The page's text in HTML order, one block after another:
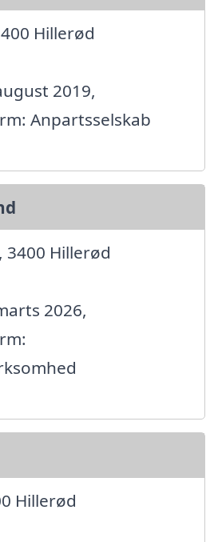
Hillerød
2019,
Anpartsselskab
3400 Hillerød
2026,
Hillerød